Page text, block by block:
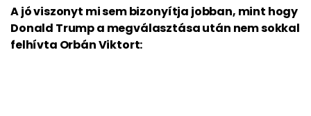
A jó viszonyt mi sem bizonyítja jobban, mint hogy
Donald Trump a megválasztása után nem sokkal
felhívta Orbán Viktort: